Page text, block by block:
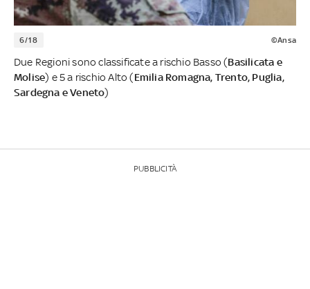
6/18 ©Ansa
Due Regioni sono classificate a rischio Basso (Basilicata e
Molise) e 5 a rischio Alto (Emilia Romagna, Trento, Puglia,
Sardegna e Veneto)
PUBBLICITÀ